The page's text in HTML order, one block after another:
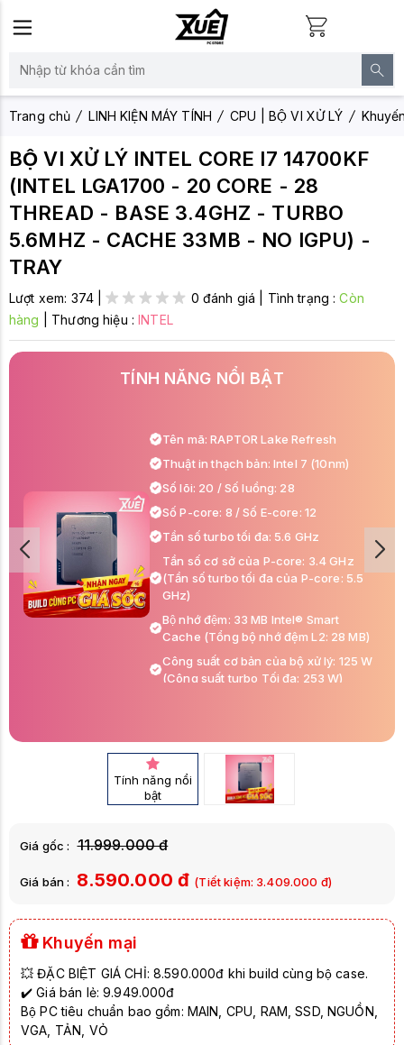
Trang chủ LINH KIỆN MÁY TÍNH CPU | BỘ VI XỬ LÝ
BỘ VI XỬ LÝ INTEL CORE I7 14700KF
(INTEL LGA1700 - 20 CORE - 28
THREAD - BASE 3.4GHZ - TURBO
5.6MHZ - CACHE 33MB - NO IGPU) -
TRAY
Lượt xem: 374| 0 đánh giá Tình trạng :Còn
hàng
Thương hiệu :INTEL
TÍNH NĂNG NỔI BẬT
Tên mã: RAPTOR Lake Refresh
Thuật in thạch bản: Intel 7 (10nm)
Số lõi: 20 / Số luồng: 28
Số P-core: 8 / Số E-core: 12
Tần số turbo tối đa: 5.6 GHz
Tần số cơ sở của P-core: 3.4 GHz
(Tần số turbo tối đa của P-core: 5.5
GHz)
Bộ nhớ đệm: 33 MB Intel® Smart
Cache (Tổng bộ nhớ đệm L2: 28 MB)
Công suất cơ bản của bộ xử lý: 125 W
(Công suất turbo Tối đa: 253 W)
: DDR4 và DDR5
Hỗ trợ socket: FCLGA1700
Bo mạch đề nghị: Z690 hoặc Z790
Tính năng nổi
bật
Giá gốc : 11.999.000 đ
Giá bán : 8.590.000 đ (Tiết kiệm: 3.409.000 đ)
Khuyến mại
💥 ĐẶC BIỆT GIÁ CHỈ: 8.590.000đ khi build cùng bộ case.
✔️ Giá bán lẻ: 9.949.000đ
Bộ PC tiêu chuẩn bao gồm: MAIN, CPU, RAM, SSD, NGUỒN,
VGA, TẢN, VỎ